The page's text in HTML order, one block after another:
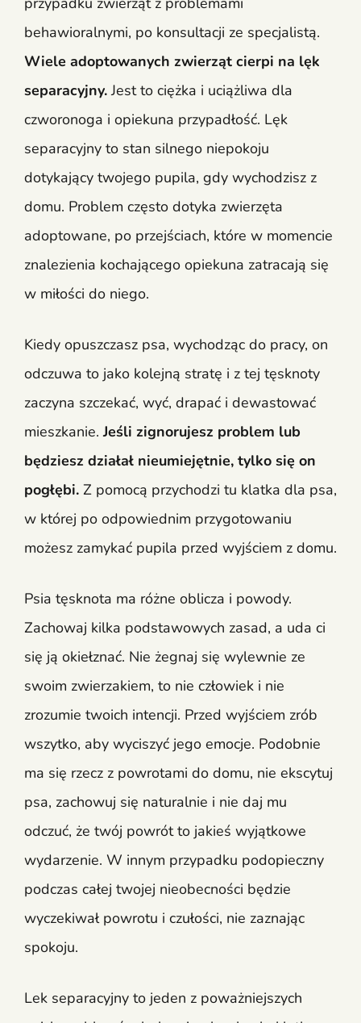
behawioralnymi, po konsultacji ze specjalistą.
Wiele adoptowanych zwierząt cierpi na lęk
separacyjny.Jest to ciężka i uciążliwa dla
czworonoga i opiekuna przypadłość. Lęk
separacyjny to stan silnego niepokoju
dotykający twojego pupila, gdy wychodzisz z
domu. Problem często dotyka zwierzęta
adoptowane, po przejściach, które w momencie
znalezienia kochającego opiekuna zatracają się
w miłości do niego.
Kiedy opuszczasz psa, wychodząc do pracy, on
odczuwa to jako kolejną stratę i z tej tęsknoty
zaczyna szczekać, wyć, drapać i dewastować
mieszkanie. Jeśli zignorujesz problem lub
będziesz działał nieumiejętnie, tylko się on
pogłębi. Z pomocą przychodzi tu klatka dla psa,
w której po odpowiednim przygotowaniu
możesz zamykać pupila przed wyjściem z domu.
Psia tęsknota ma różne oblicza i powody.
Zachowaj kilka podstawowych zasad, a uda ci
się ją okiełznać. Nie żegnaj się wylewnie ze
swoim zwierzakiem, to nie człowiek i nie
zrozumie twoich intencji. Przed wyjściem zrób
wszytko, aby wyciszyć jego emocje. Podobnie
ma się rzecz z powrotami do domu, nie ekscytuj
psa, zachowuj się naturalnie i nie daj mu
odczuć, że twój powrót to jakieś wyjątkowe
wydarzenie. W innym przypadku podopieczny
podczas całej twojej nieobecności będzie
wyczekiwał powrotu i czułości, nie zaznając
spokoju.
Lek separacyjny to jeden z poważniejszych